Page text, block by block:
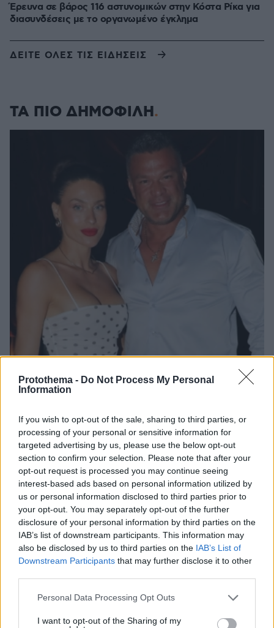
Protothema - Do Not Process My Personal
Information
If you wish to opt-out of the sale, sharing to third parties, or
processing of your personal or sensitive information for
targeted advertising by us, please use the below opt-out
section to confirm your selection. Please note that after your
opt-out request is processed you may continue seeing
interest-based ads based on personal information utilized by
us or personal information disclosed to third parties prior to
your opt-out. You may separately opt-out of the further
disclosure of your personal information by third parties on the
IAB’s list of downstream participants. This information may
also be disclosed by us to third parties on the IAB’s List of
Downstream Participants that may further disclose it to other
Please note that this website/app uses one or more Google
not limited to your visit or usage behaviour. You may click to
Personal Data Processing Opt Outs
I want to opt-out of the Sharing of my
Έρευνα σε βάρος 116 αστυνομικών στην Κόστα Ρίκα για
διασυνδέσεις με το οργανωμένο έγκλημα
ΔΕΙΤΕ ΟΛΕΣ ΤΙΣ ΕΙΔΗΣΕΙΣ
ΤΑ ΠΙΟ ΔΗΜΟΦΙΛΗ
Ανησυχώ μήπως ξεχάσει πόσο πολύ τον
χρειαζόμαστε και πόσο τον αγαπάμε
05.08.2026, 20:15